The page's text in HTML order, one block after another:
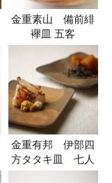
金重素山 備前緋
襷皿 五客
金重有邦 伊部四
方タタキ皿 七人